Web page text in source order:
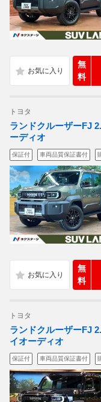
無
料
トヨタ
ランドクルーザーFJ
ーディオ
保証付 車両品質保証書付
無
料
トヨタ
ランドクルーザーFJ
イオーディオ
保証付 車両品質保証書付